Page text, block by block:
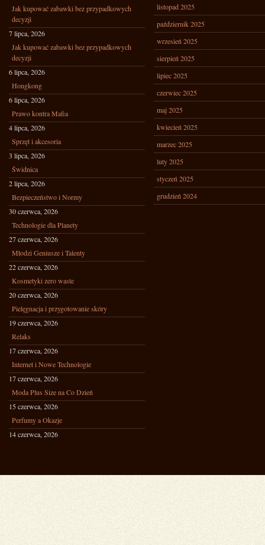
Jak kupować zabawki bez przypadkowych
decyzji
7 lipca, 2026
Jak kupować zabawki bez przypadkowych
decyzji
6 lipca, 2026
Hongkong
6 lipca, 2026
Prawo kontra Mafia
4 lipca, 2026
Sprzęt i akcesoria
3 lipca, 2026
Świdnica
2 lipca, 2026
Bezpieczeństwo i Normy
30 czerwca, 2026
Technologie dla Planety
27 czerwca, 2026
Młodzi Geniusze i Talenty
22 czerwca, 2026
Kosmetyki zero waste
20 czerwca, 2026
Pielęgnacja i przygotowanie skóry
19 czerwca, 2026
Relaks
17 czerwca, 2026
Internet i Nowe Technologie
17 czerwca, 2026
Moda Plus Size na Co Dzień
15 czerwca, 2026
Perfumy a Okazje
14 czerwca, 2026
listopad 2025
październik 2025
wrzesień 2025
sierpień 2025
lipiec 2025
czerwiec 2025
maj 2025
kwiecień 2025
marzec 2025
luty 2025
styczeń 2025
grudzień 2024